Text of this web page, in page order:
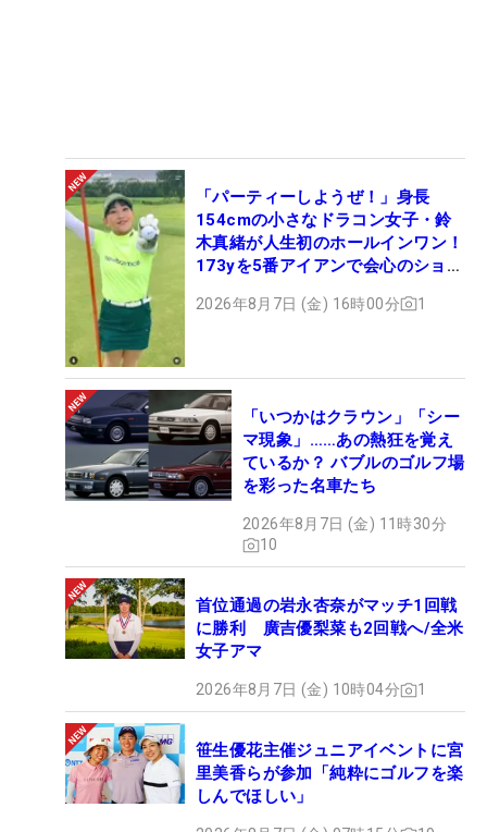
「パーティーしようぜ！」身長
154cmの小さなドラコン女子・鈴
木真緒が人生初のホールインワン！
173yを5番アイアンで会心のショッ
2026年8月7日 (金) 16時00分 1
「いつかはクラウン」「シー
マ現象」……あの熱狂を覚え
ているか？ バブルのゴルフ場
を彩った名車たち
2026年8月7日 (金) 11時30分
10
首位通過の岩永杏奈がマッチ1回戦
に勝利 廣吉優梨菜も2回戦へ/全米
女子アマ
2026年8月7日 (金) 10時04分 1
笹生優花主催ジュニアイベントに宮
里美香らが参加「純粋にゴルフを楽
しんでほしい」